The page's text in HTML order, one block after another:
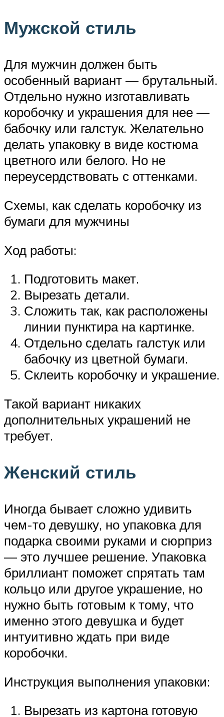
Мужской стиль
Для мужчин должен быть
особенный вариант — брутальный.
Отдельно нужно изготавливать
коробочку и украшения для нее —
бабочку или галстук. Желательно
делать упаковку в виде костюма
цветного или белого. Но не
переусердствовать с оттенками.
Схемы, как сделать коробочку из
бумаги для мужчины
Ход работы:
Подготовить макет.
Вырезать детали.
Сложить так, как расположены
линии пунктира на картинке.
Отдельно сделать галстук или
бабочку из цветной бумаги.
Склеить коробочку и украшение.
Такой вариант никаких
дополнительных украшений не
требует.
Женский стиль
Иногда бывает сложно удивить
чем-то девушку, но упаковка для
подарка своими руками и сюрприз
— это лучшее решение. Упаковка
бриллиант поможет спрятать там
кольцо или другое украшение, но
нужно быть готовым к тому, что
именно этого девушка и будет
интуитивно ждать при виде
коробочки.
Инструкция выполнения упаковки:
Вырезать из картона готовую